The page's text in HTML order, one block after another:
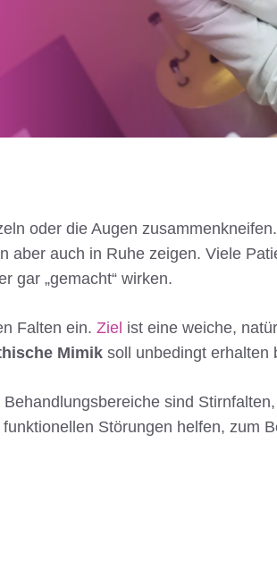
oder die Augen
auch in Ruhe zeigen. Viele
gar „gemacht“ wirken.
Falten ein. Ziel ist eine weiche,
Mimik soll unbedingt erhalten
sind
Störungen helfen, zum